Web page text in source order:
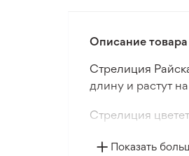
Описание
Стрелиция
длину и растут
Стрелиция
гумусом.
Показать